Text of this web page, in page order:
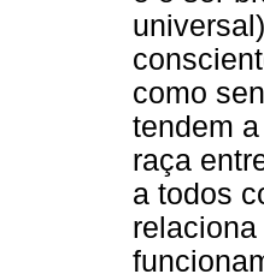
como
tendem
raça
a todos